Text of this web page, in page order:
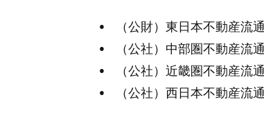
（公財）東日本不動産流
（公社）中部圏不動産流
（公社）近畿圏不動産流
（公社）西日本不動産流